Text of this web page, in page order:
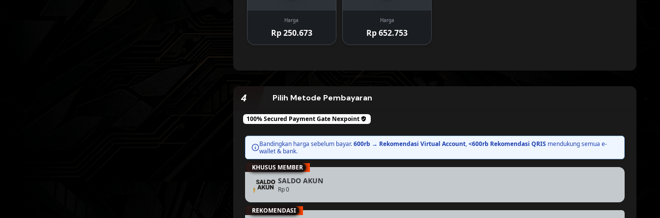
Harga
Rp 250.673
Harga
Rp 652.753
4 Pilih Metode Pembayaran
100% Secured Payment Gate Nexpoint
Bandingkan harga sebelum bayar.600rb → Rekomendasi Virtual Account,<600rb Rekomendasi QRIS mendukung semua e-
wallet & bank.
SALDO AKUN
Rp 0
BEST PRICE
KHUSUS MEMBER
REKOMENDASI